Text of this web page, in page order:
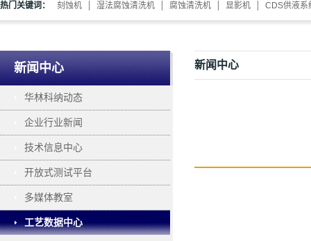
热门关键词： 刻蚀机 湿法腐蚀清洗机 腐蚀清洗机 显影机 CDS供液系
新闻中心
华林科纳动态
企业行业新闻
技术信息中心
开放式测试平台
多媒体教室
工艺数据中心
新闻中心